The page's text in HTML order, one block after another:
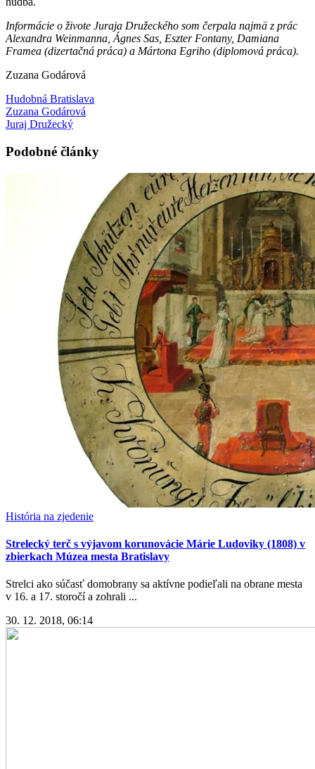
Informácie o živote Juraja Družeckého som čerpala najmä z prác
Alexandra Weinmanna, Ágnes Sas, Eszter Fontany, Damiana
Framea (dizertačná práca) a Mártona Egriho (diplomová práca).
Zuzana Godárová
Hudobná Bratislava
Zuzana Godárová
Juraj Družecký
Podobné články
História na zjedenie
Strelecký terč s výjavom korunovácie Márie Ludoviky (1808) v
zbierkach Múzea mesta Bratislavy
Strelci ako súčasť domobrany sa aktívne podieľali na obrane mesta
v 16. a 17. storočí a zohrali ...
30. 12. 2018, 06:14